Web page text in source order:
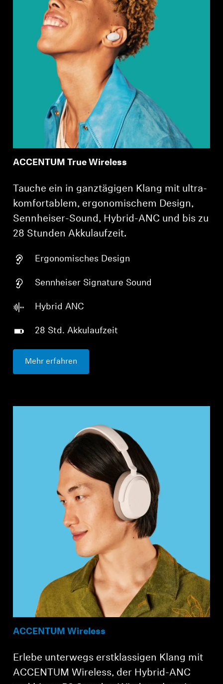
ACCENTUM True Wireless
Tauche ein in ganztägigen Klang mit ultra-
komfortablem, ergonomischem Design,
Sennheiser-Sound, Hybrid-ANC und bis zu
28 Stunden Akkulaufzeit.
Ergonomisches Design
Sennheiser Signature Sound
Hybrid ANC
28 Std. Akkulaufzeit
Mehr erfahren
ACCENTUM Wireless
Erlebe unterwegs erstklassigen Klang mit
ACCENTUM Wireless, der Hybrid-ANC